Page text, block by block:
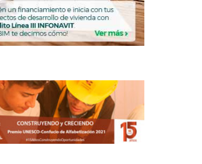
reinventó la relación entre
arquitectura y naturaleza